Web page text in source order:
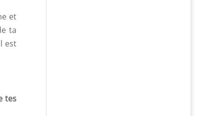
et
ta
est
tes